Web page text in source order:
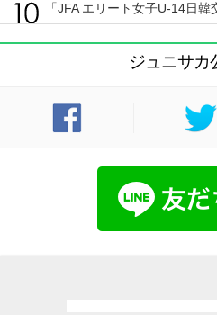
「JFA エリート女子U-14日
ジュニサカ